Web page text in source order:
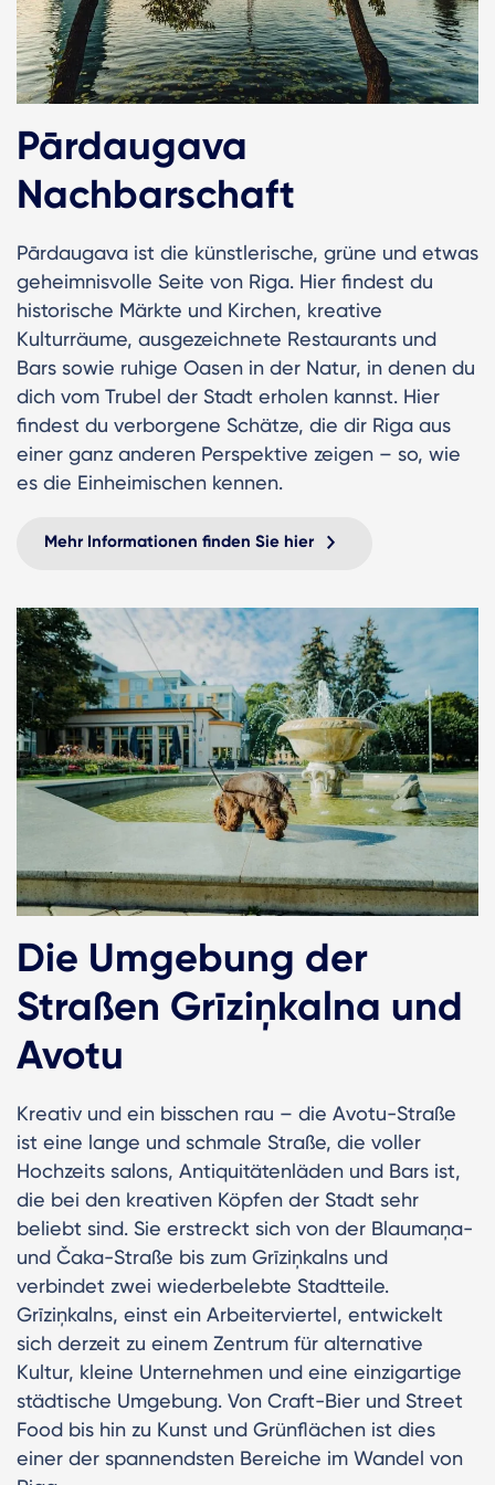
Pārdaugava
Nachbarschaft
Pārdaugava ist die künstlerische, grüne und etwas
geheimnisvolle Seite von Riga. Hier findest du
historische Märkte und Kirchen, kreative
Kulturräume, ausgezeichnete Restaurants und
Bars sowie ruhige Oasen in der Natur, in denen du
dich vom Trubel der Stadt erholen kannst. Hier
findest du verborgene Schätze, die dir Riga aus
einer ganz anderen Perspektive zeigen – so, wie
es die Einheimischen kennen.
Mehr Informationen finden Sie hier
Die Umgebung der
Straßen Grīziņkalna und
Avotu
Kreativ und ein bisschen rau – die Avotu-Straße
ist eine lange und schmale Straße, die voller
Hochzeits salons, Antiquitätenläden und Bars ist,
die bei den kreativen Köpfen der Stadt sehr
beliebt sind. Sie erstreckt sich von der Blaumaņa-
und Čaka-Straße bis zum Grīziņkalns und
verbindet zwei wiederbelebte Stadtteile.
Grīziņkalns, einst ein Arbeiterviertel, entwickelt
sich derzeit zu einem Zentrum für alternative
Kultur, kleine Unternehmen und eine einzigartige
städtische Umgebung. Von Craft-Bier und Street
Food bis hin zu Kunst und Grünflächen ist dies
einer der spannendsten Bereiche im Wandel von